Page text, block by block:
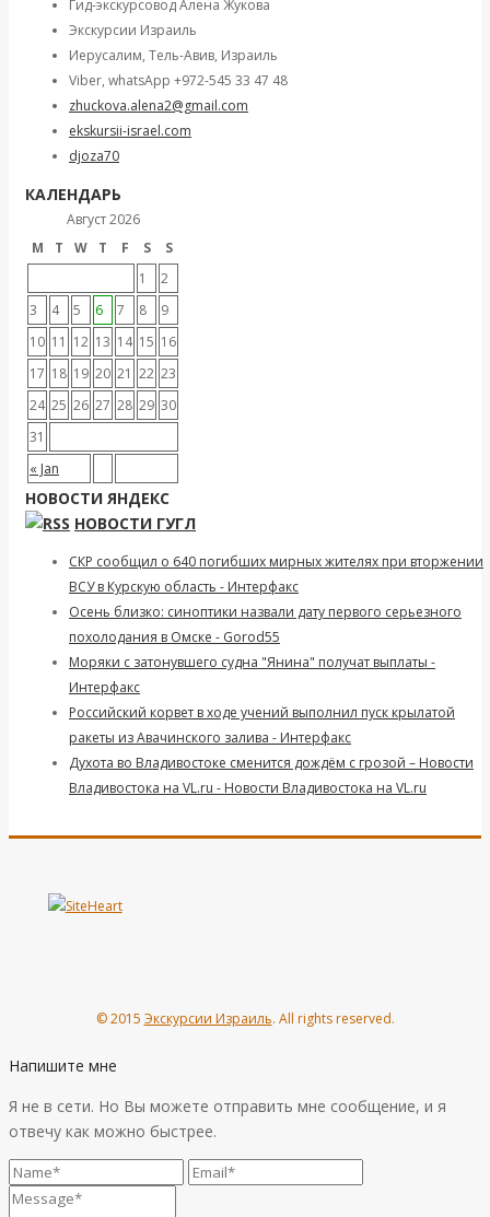
Гид-экскурсовод Алена Жукова
Экскурсии Израиль
Иерусалим, Тель-Авив, Израиль
Viber, whatsApp +972-545 33 47 48
zhuckova.alena2@gmail.com
ekskursii-israel.com
djoza70
КАЛЕНДАРЬ
Август 2026
M
T W T F S S
« Jan
1
2
3
4 5 6 7 8
9
10 11 12 13 14 15 16
17 18 19 20 21 22 23
24 25 26 27 28 29 30
31
НОВОСТИ ЯНДЕКС
НОВОСТИ ГУГЛ
СКР сообщил о 640 погибших мирных жителях при вторжении
ВСУ в Курскую область - Интерфакс
Осень близко: синоптики назвали дату первого серьезного
похолодания в Омске - Gorod55
Моряки с затонувшего судна "Янина" получат выплаты -
Интерфакс
Российский корвет в ходе учений выполнил пуск крылатой
ракеты из Авачинского залива - Интерфакс
Духота во Владивостоке сменится дождём с грозой – Новости
Владивостока на VL.ru - Новости Владивостока на VL.ru
© 2015 Экскурсии Израиль. All rights reserved.
Напишите мне
Я не в сети. Но Вы можете отправить мне сообщение, и я
отвечу как можно быстрее.